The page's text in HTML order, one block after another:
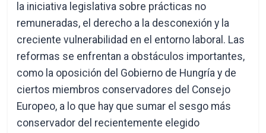
la iniciativa legislativa sobre prácticas no
remuneradas, el derecho a la desconexión y la
creciente vulnerabilidad en el entorno laboral. Las
reformas se enfrentan a obstáculos importantes,
como la oposición del Gobierno de Hungría y de
ciertos miembros conservadores del Consejo
Europeo, a lo que hay que sumar el sesgo más
conservador del recientemente elegido